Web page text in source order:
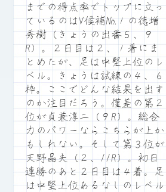
までの得点率でトップに立っ
ているのはV候補№１の徳増
秀樹（きょうの出番５、９
R）。２日目は２、１着にま
とめたが、足は中堅上位のレ
ベル。きょうは試練の４、６
枠。ここでどんな結果を出す
のか注目だろう。僅差の第２
位が貞兼淳二（９R）。総合
力のパワーならこちらが上か
もしれない。そして第３位が
天野晶夫（２、11R）。初日
連勝のあと２日目は４着。足
は中堅上位あるなしのレベル